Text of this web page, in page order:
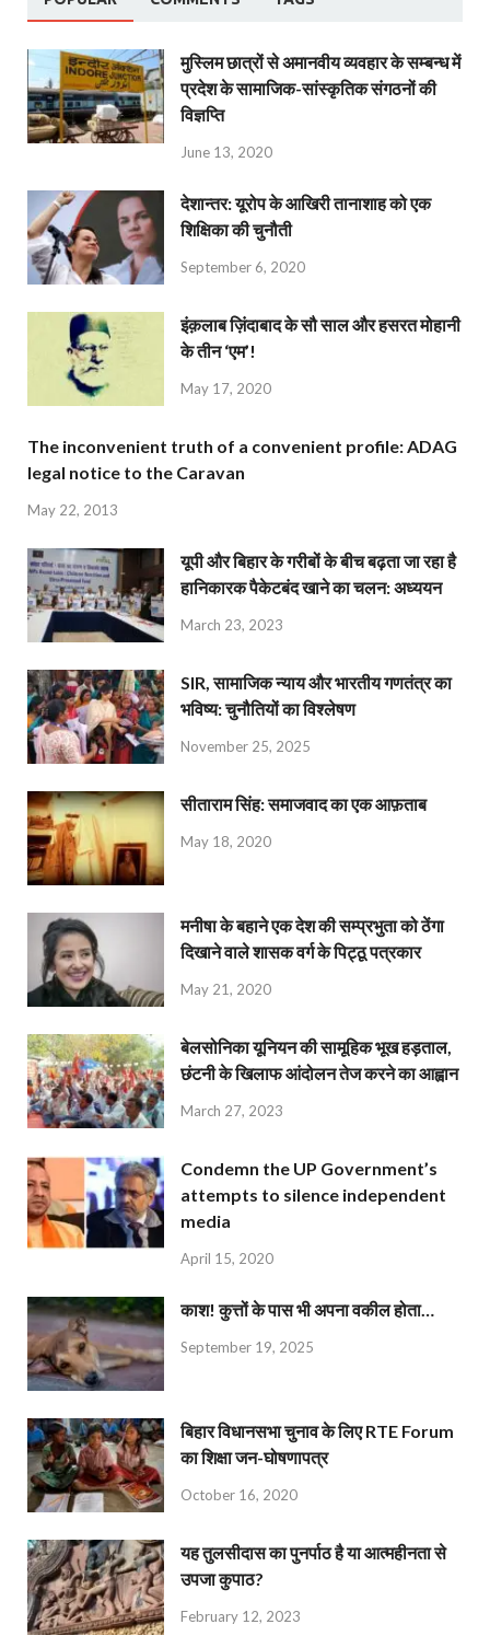
मुस्लिम छात्रों से अमानवीय व्यवहार के सम्बन्ध में
प्रदेश के सामाजिक-सांस्कृतिक संगठनों की
विज्ञप्ति
June 13, 2020
देशान्‍तर: यूरोप के आखिरी तानाशाह को एक
शिक्षिका की चुनौती
September 6, 2020
इंक़लाब ज़िंदाबाद के सौ साल और हसरत मोहानी
के तीन ‘एम’!
May 17, 2020
The inconvenient truth of a convenient profile: ADAG
legal notice to the Caravan
May 22, 2013
यूपी और बिहार के गरीबों के बीच बढ़ता जा रहा है
हानिकारक पैकेटबंद खाने का चलन: अध्ययन
March 23, 2023
SIR, सामाजिक न्याय और भारतीय गणतंत्र का
भविष्य: चुनौतियों का विश्लेषण
November 25, 2025
सीताराम सिंह: समाजवाद का एक आफ़ताब
May 18, 2020
मनीषा के बहाने एक देश की सम्प्रभुता को ठेंगा
दिखाने वाले शासक वर्ग के पिट्ठू पत्रकार
May 21, 2020
बेलसोनिका यूनियन की सामूहिक भूख हड़ताल,
छंटनी के खिलाफ आंदोलन तेज करने का आह्वान
March 27, 2023
Condemn the UP Government’s
attempts to silence independent
media
April 15, 2020
काश! कुत्तों के पास भी अपना वकील होता…
September 19, 2025
बिहार विधानसभा चुनाव के लिए RTE Forum
का शिक्षा जन-घोषणापत्र
October 16, 2020
यह तुलसीदास का पुनर्पाठ है या आत्महीनता से
उपजा कुपाठ?
February 12, 2023